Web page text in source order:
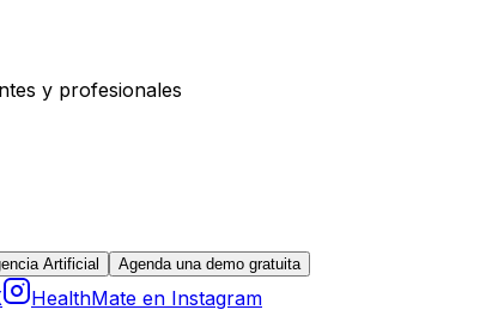
y profesionales
Artificial Agenda una demo gratuita
HealthMate en Instagram